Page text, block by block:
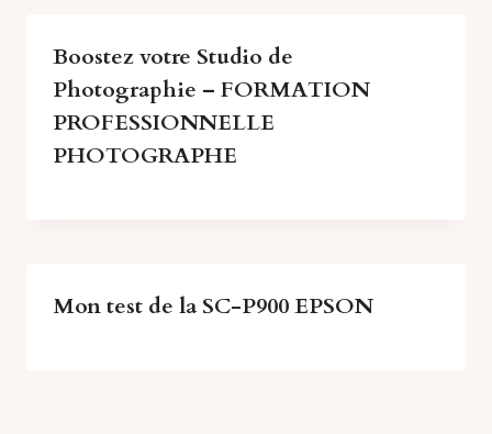
Boostez votre Studio de
Photographie – FORMATION
PROFESSIONNELLE
PHOTOGRAPHE
Mon test de la SC-P900 EPSON